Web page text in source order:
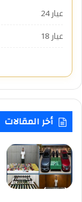
عيار 24
عيار 18
أخر المقالات